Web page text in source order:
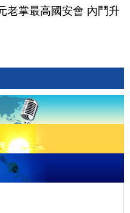
老掌最高國安會 內鬥升